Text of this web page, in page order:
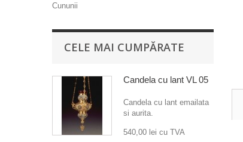
Cununii
CELE MAI CUMPĂRATE
Candela cu lant VL 05
Candela cu lant emailata
si aurita.
540,00 lei cu TVA